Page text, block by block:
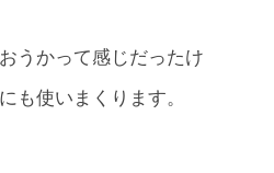
うかって感じだったけ
も使いまくります。